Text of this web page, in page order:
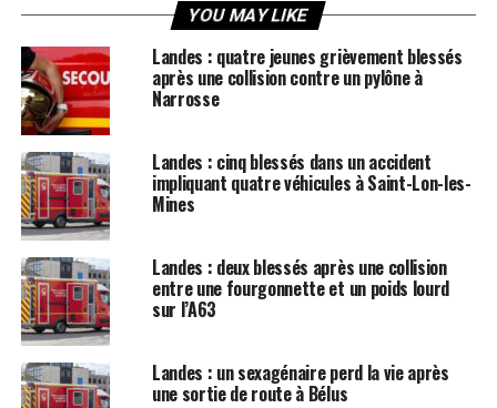
YOU MAY LIKE
Landes : quatre jeunes grièvement blessés
après une collision contre un pylône à
Narrosse
Landes : cinq blessés dans un accident
impliquant quatre véhicules à Saint-Lon-les-
Mines
Landes : deux blessés après une collision
entre une fourgonnette et un poids lourd
sur l’A63
Landes : un sexagénaire perd la vie après
une sortie de route à Bélus